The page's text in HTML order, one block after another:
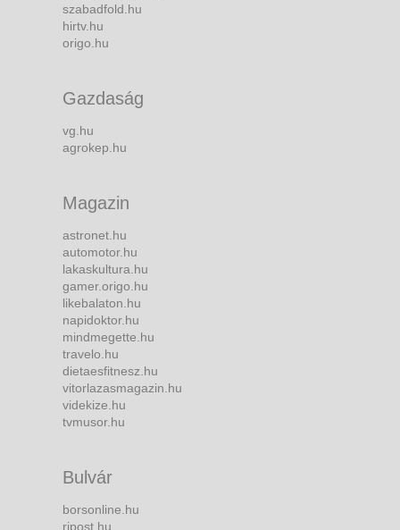
szabadfold.hu
hirtv.hu
origo.hu
Gazdaság
vg.hu
agrokep.hu
Magazin
astronet.hu
automotor.hu
lakaskultura.hu
gamer.origo.hu
likebalaton.hu
napidoktor.hu
mindmegette.hu
travelo.hu
dietaesfitnesz.hu
vitorlazasmagazin.hu
videkize.hu
tvmusor.hu
Bulvár
borsonline.hu
ripost.hu